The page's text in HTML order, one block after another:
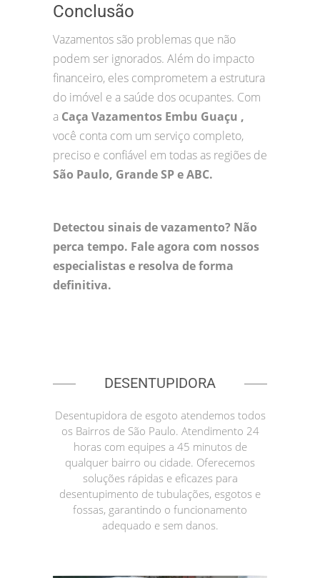
Conclusão
Vazamentos são problemas que não
podem ser ignorados. Além do impacto
financeiro, eles comprometem a estrutura
do imóvel e a saúde dos ocupantes. Com
a Caça Vazamentos Embu Guaçu ,
você conta com um serviço completo,
preciso e confiável em todas as regiões de
São Paulo, Grande SP e ABC.
Detectou sinais de vazamento? Não
perca tempo. Fale agora com nossos
especialistas e resolva de forma
definitiva.
DESENTUPIDORA
Desentupidora de esgoto atendemos todos
os Bairros de São Paulo. Atendimento 24
horas com equipes a 45 minutos de
qualquer bairro ou cidade. Oferecemos
soluções rápidas e eficazes para
desentupimento de tubulações, esgotos e
fossas, garantindo o funcionamento
adequado e sem danos.